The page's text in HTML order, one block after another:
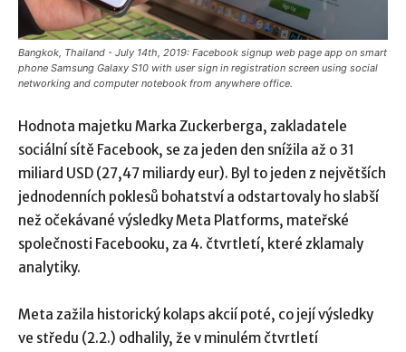
Bangkok, Thailand - July 14th, 2019: Facebook signup web page app on smart
phone Samsung Galaxy S10 with user sign in registration screen using social
networking and computer notebook from anywhere office.
Hodnota majetku Marka Zuckerberga, zakladatele
sociální sítě Facebook, se za jeden den snížila až o 31
miliard USD (27,47 miliardy eur). Byl to jeden z největších
jednodenních poklesů bohatství a odstartovaly ho slabší
než očekávané výsledky Meta Platforms, mateřské
společnosti Facebooku, za 4. čtvrtletí, které zklamaly
analytiky.
Meta zažila historický kolaps akcií poté, co její výsledky
ve středu (2.2.) odhalily, že v minulém čtvrtletí